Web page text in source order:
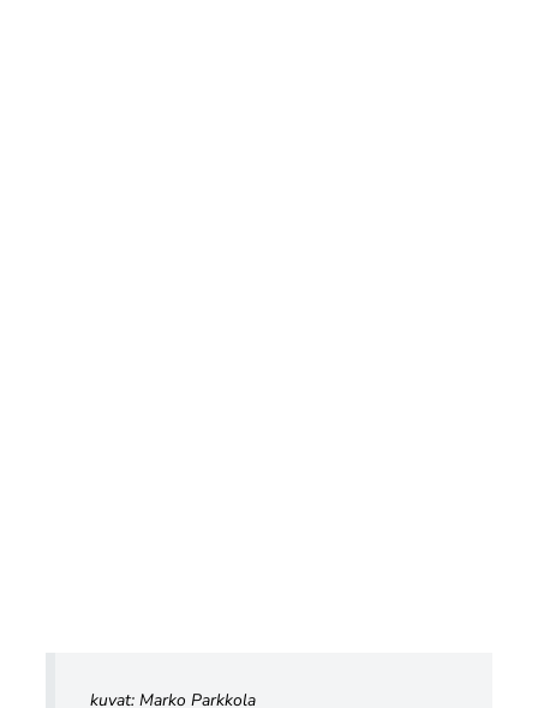
kuvat: Marko Parkkola